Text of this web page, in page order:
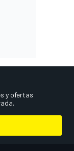
y ofertas